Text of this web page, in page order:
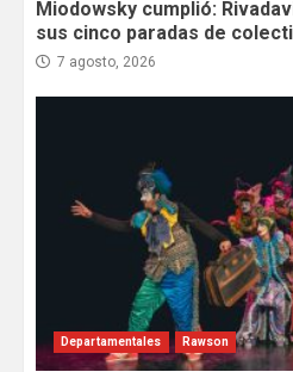
Miodowsky cumplió:
sus cinco paradas de
7 agosto, 2026
Departamentales Rawson